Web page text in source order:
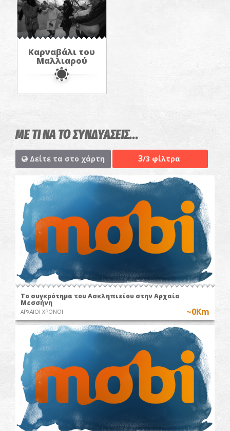
Καρναβάλι του
Μαλλιαρού
ΜΕ ΤΙ ΝΑ ΤΟ ΣΥΝΔΥΑΣΕΙΣ...
Δείτε τα στο χάρτη 3/3 φίλτρα
Το συγκρότημα του Ασκληπιείου στην Αρχαία
Μεσσήνη
ΑΡΧΑΙΟΙ ΧΡΟΝΟΙ ~0Km